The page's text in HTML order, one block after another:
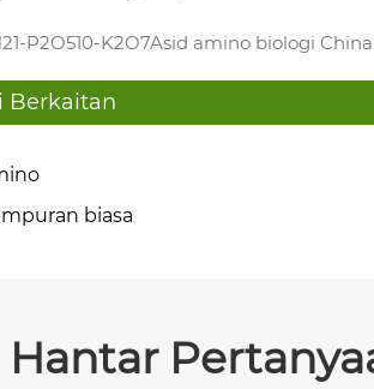
P2O510-K2O7Asid amino biologi
Berkaitan
biasa
Hantar